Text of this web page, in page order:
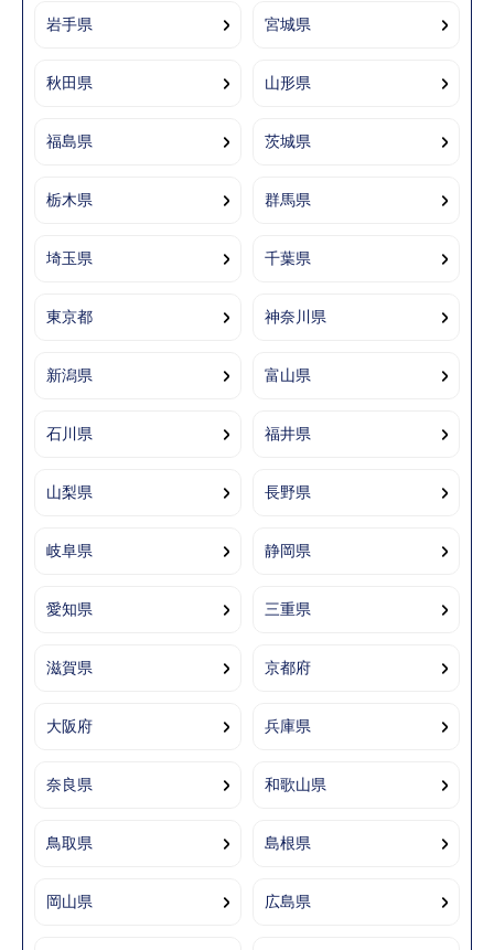
岩手県 宮城県
秋田県 山形県
福島県 茨城県
栃木県 群馬県
埼玉県 千葉県
東京都 神奈川県
新潟県 富山県
石川県 福井県
山梨県 長野県
岐阜県 静岡県
愛知県 三重県
滋賀県 京都府
大阪府 兵庫県
奈良県 和歌山県
鳥取県 島根県
岡山県 広島県